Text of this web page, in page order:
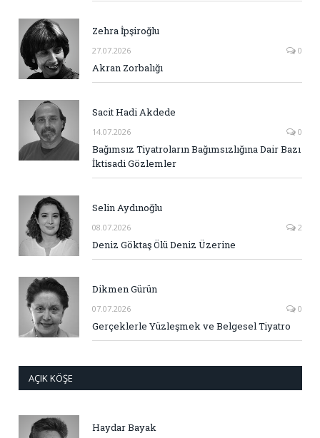
Zehra İpşiroğlu
27.07.2026 0
Akran Zorbalığı
Sacit Hadi Akdede
14.07.2026 0
Bağımsız Tiyatroların Bağımsızlığına Dair Bazı
İktisadi Gözlemler
Selin Aydınoğlu
08.07.2026 2
Deniz Göktaş Ölü Deniz Üzerine
Dikmen Gürün
07.07.2026 0
Gerçeklerle Yüzleşmek ve Belgesel Tiyatro
AÇIK KÖŞE
Haydar Bayak